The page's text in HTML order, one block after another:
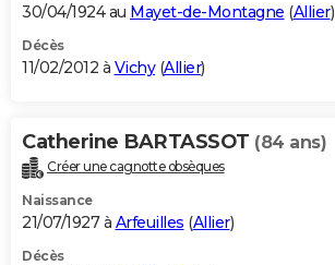
30/04/1924 au Mayet-de-Montagne (Allier)
Décès
11/02/2012 à Vichy(Allier)
Catherine BARTASSOT (84 ans)
Créer une cagnotte obsèques
Naissance
21/07/1927 à Arfeuilles (Allier)
Décès